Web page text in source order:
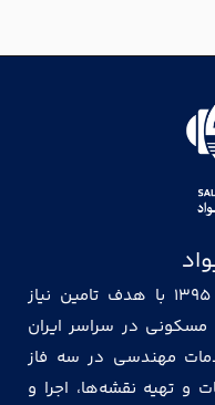
شرکت سالار صنعت نیواد در سال ۱۳۹۵ با هدف تامین نیاز
مسکونی در سراسر ایران
مهندسی در سه فاز
و تهیه نقشه‌ها، اجرا و